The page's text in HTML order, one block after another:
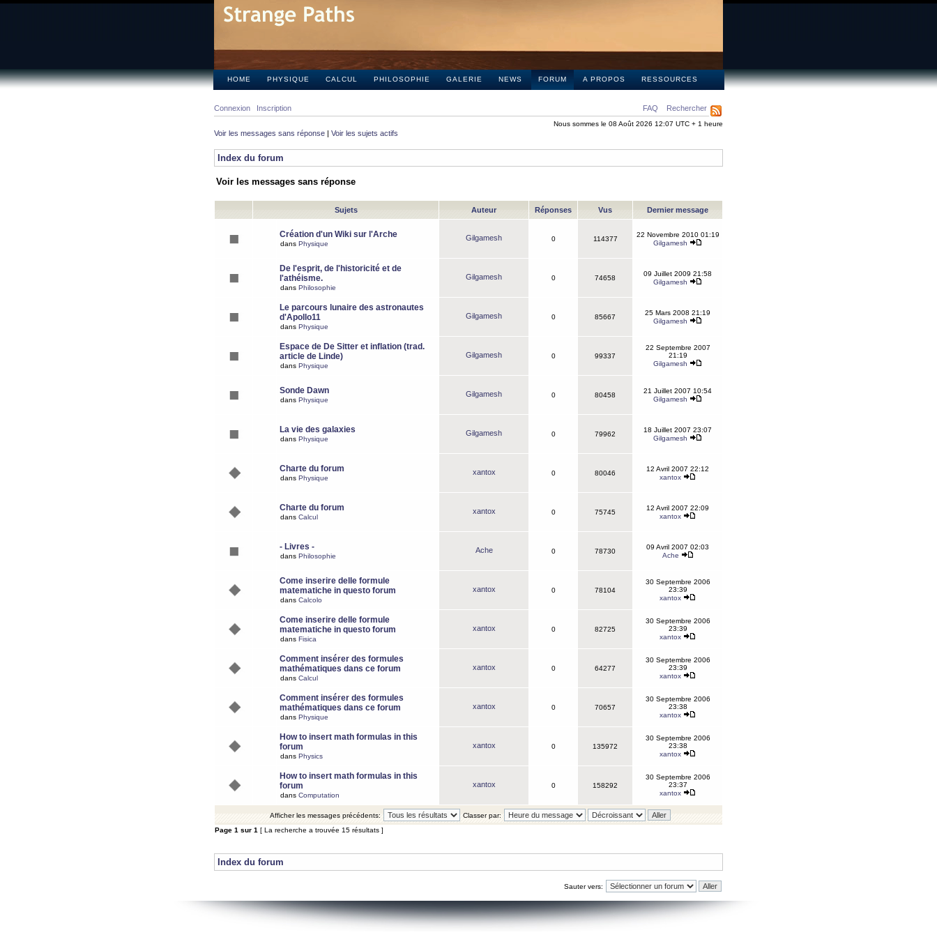
HOME PHYSIQUE CALCUL PHILOSOPHIE GALERIE NEWS FORUM A PROPOS RESSOURCES
FAQ Rechercher
Connexion Inscription
Nous sommes le 08 Août 2026 12:07 UTC + 1 heure
Voir les messages sans réponse | Voir les sujets actifs
Index du forum
Voir les messages sans réponse
Sujets Auteur Réponses Vus Dernier message
Création d'un Wiki sur l'Arche
dans Physique
Gilgamesh 0 114377
22 Novembre 2010 01:19
Gilgamesh
De l'esprit, de l'historicité et de
l'athéisme.
dans Philosophie
Gilgamesh 0 74658
09 Juillet 2009 21:58
Gilgamesh
Le parcours lunaire des astronautes
d'Apollo11
dans Physique
Gilgamesh 0 85667
25 Mars 2008 21:19
Gilgamesh
Espace de De Sitter et inflation (trad.
article de Linde)
dans Physique
Gilgamesh 0 99337
22 Septembre 2007
21:19
Gilgamesh
Sonde Dawn
dans Physique
Gilgamesh 0 80458
21 Juillet 2007 10:54
Gilgamesh
La vie des galaxies
dans Physique
Gilgamesh 0 79962
18 Juillet 2007 23:07
Gilgamesh
Charte du forum
dans Physique
xantox 0 80046
12 Avril 2007 22:12
xantox
Charte du forum
dans Calcul
xantox 0 75745
12 Avril 2007 22:09
xantox
- Livres -
dans Philosophie
Ache 0 78730
09 Avril 2007 02:03
Ache
Come inserire delle formule
matematiche in questo forum
dans Calcolo
xantox 0 78104
30 Septembre 2006
23:39
xantox
Come inserire delle formule
matematiche in questo forum
dans Fisica
xantox 0 82725
30 Septembre 2006
23:39
xantox
Comment insérer des formules
mathématiques dans ce forum
dans Calcul
xantox 0 64277
30 Septembre 2006
23:39
xantox
Comment insérer des formules
mathématiques dans ce forum
dans Physique
xantox 0 70657
30 Septembre 2006
23:38
xantox
How to insert math formulas in this
forum
dans Physics
xantox 0 135972
30 Septembre 2006
23:38
xantox
How to insert math formulas in this
forum
dans Computation
xantox 0 158292
30 Septembre 2006
23:37
xantox
Afficher les messages précédents:
Classer par:
Page 1 sur 1 [ La recherche a trouvée 15 résultats ]
Index du forum
Sauter vers: